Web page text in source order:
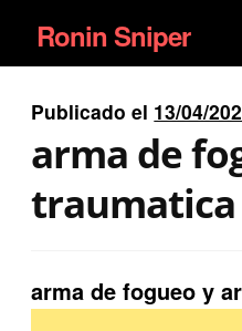
Ir
a
la
navegación
Ir
al
contenido
Ronin Sniper
EQUIPAMIENTO ÉLITE
SATELITALES
Publicado el 13/04/
arma de
traumatica
arma de fogueo y